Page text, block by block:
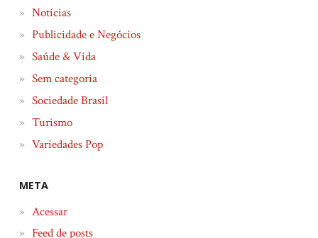
Notícias
Publicidade e Negócios
Saúde & Vida
Sem categoria
Sociedade Brasil
Turismo
Variedades Pop
META
Acessar
Feed de posts